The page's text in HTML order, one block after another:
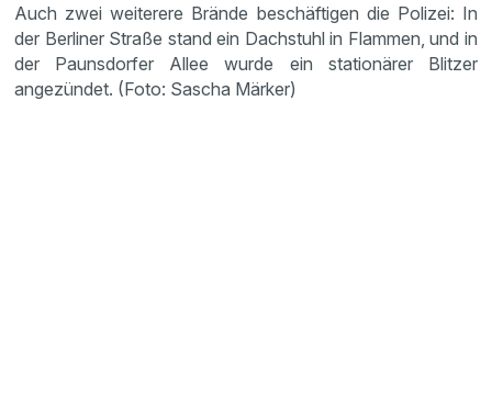
Auch zwei weite­rere Brände beschäf­tigen die Polizei: In
der Berliner Straße stand ein Dachstuhl in Flammen, und in
der Pauns­dorfer Allee wurde ein statio­närer Blitzer
angezündet. (Foto: Sascha Märker)